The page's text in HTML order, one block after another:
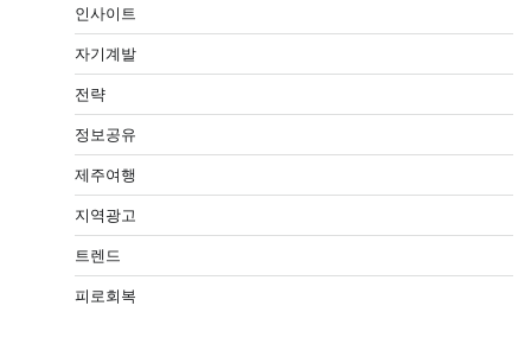
인사이트
자기계발
전략
정보공유
제주여행
지역광고
트렌드
피로회복